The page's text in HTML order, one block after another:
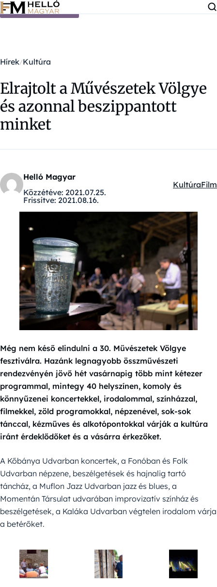
Ugrás a tartalomra
Hírek Kultúra
Elrajtolt a Művészetek Völgye
és azonnal beszippantott
minket
Helló Magyar
Közzétéve: 2021.07.25.
Frissítve: 2021.08.16.
Kategóriák:
KultúraFilm
Még nem késő elindulni a 30. Művészetek Völgye
fesztiválra. Hazánk legnagyobb összművészeti
rendezvényén jövő hét vasárnapig több mint kétezer
programmal, mintegy 40 helyszínen, komoly és
könnyűzenei koncertekkel, irodalommal, színházzal,
filmekkel, zöld programokkal, népzenével, sok-sok
tánccal, kézműves és alkotópontokkal várják a kultúra
iránt érdeklődőket és a vásárra érkezőket.
A Kőbánya Udvarban koncertek, a Fonóban és Folk
Udvarban népzene, beszélgetések és hajnalig tartó
táncház, a Muflon Jazz Udvarban jazz és blues, a
Momentán Társulat udvarában improvizatív színház és
beszélgetések, a Kaláka Udvarban végtelen irodalom várja
a betérőket.